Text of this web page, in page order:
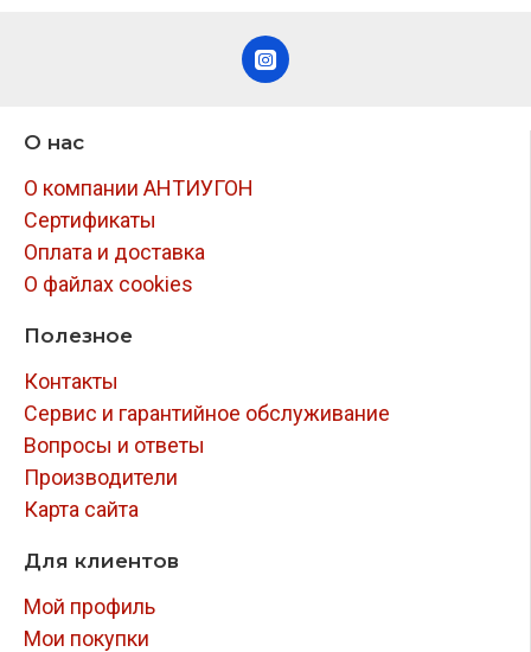
О нас
О компании АНТИУГОН
Сертификаты
Оплата и доставка
О файлах cookies
Полезное
Контакты
Сервис и гарантийное обслуживание
Вопросы и ответы
Производители
Карта сайта
Для клиентов
Мой профиль
Мои покупки